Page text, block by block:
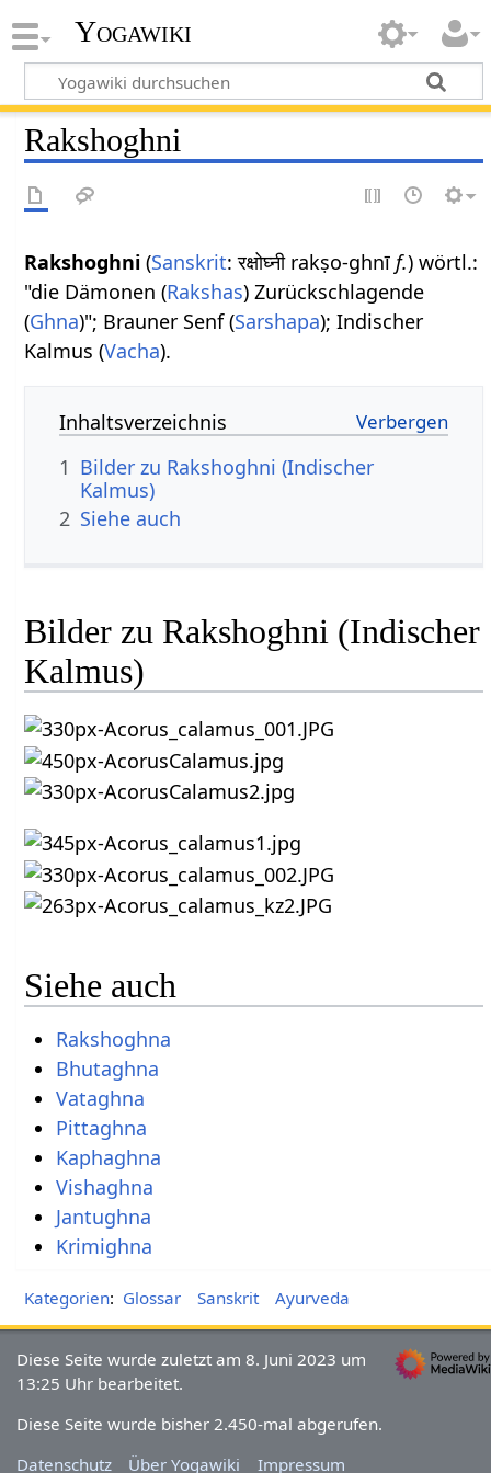
Yogawiki
Rakshoghni
Rakshoghni (Sanskrit: रक्षोघ्नी rakṣo-ghnīf.) wörtl.:
"die Dämonen (Rakshas) Zurückschlagende
(Ghna)"; Brauner Senf (Sarshapa); Indischer
Kalmus (Vacha).
Inhaltsverzeichnis
1 Bilder zu Rakshoghni (Indischer
Kalmus)
2 Siehe auch
Bilder zu Rakshoghni (Indischer
Kalmus)
Siehe auch
Rakshoghna
Bhutaghna
Vataghna
Pittaghna
Kaphaghna
Vishaghna
Jantughna
Krimighna
Kategorien: Glossar Sanskrit Ayurveda
Diese Seite wurde zuletzt am 8. Juni 2023 um
13:25 Uhr bearbeitet.
Diese Seite wurde bisher 2.450-mal abgerufen.
Datenschutz
Über Yogawiki Impressum